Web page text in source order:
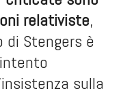
relativiste,
di Stengers è
sulla